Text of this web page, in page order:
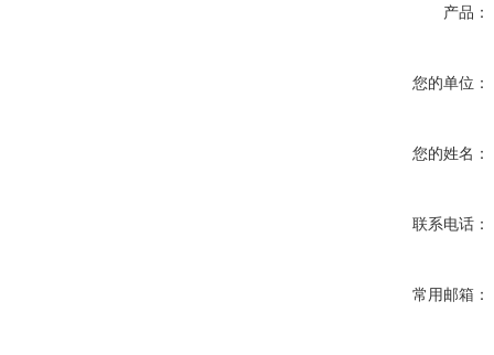
产品：
您的单位：
您的姓名：
联系电话：
常用邮箱：